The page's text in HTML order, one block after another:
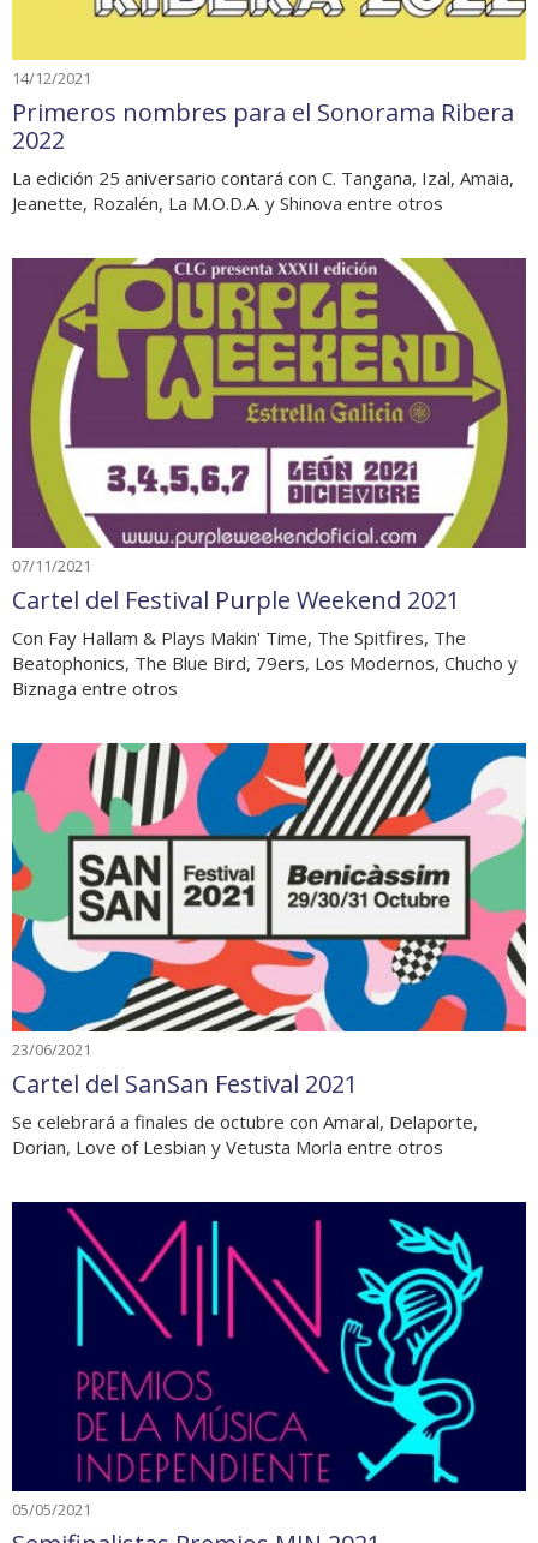
14/12/2021
Primeros nombres para el Sonorama Ribera
2022
La edición 25 aniversario contará con C. Tangana, Izal, Amaia,
Jeanette, Rozalén, La M.O.D.A. y Shinova entre otros
07/11/2021
Cartel del Festival Purple Weekend 2021
Con Fay Hallam & Plays Makin' Time, The Spitfires, The
Beatophonics, The Blue Bird, 79ers, Los Modernos, Chucho y
Biznaga entre otros
23/06/2021
Cartel del SanSan Festival 2021
Se celebrará a finales de octubre con Amaral, Delaporte,
Dorian, Love of Lesbian y Vetusta Morla entre otros
05/05/2021